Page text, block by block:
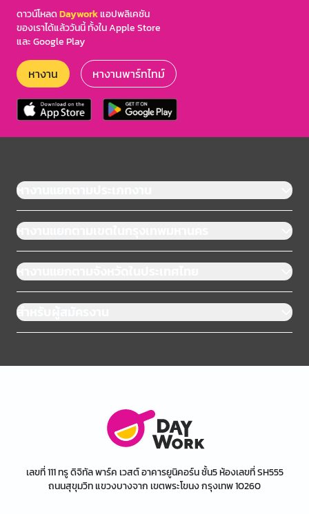
ดาวน์โหลดDayworkแอปพลิเคชัน
ของเราได้แล้ววันนี้ ทั้งใน Apple Store
และ Google Play
หางาน หางานพาร์ทไทม์
หางานแยกตามประเภทงาน
หางานแยกตามเขตในกรุงเทพมหานคร
หางานแยกตามจังหวัดในประเทศไทย
สำหรับผู้สมัครงาน
เลขที่ 111 ทรู ดิจิทัล พาร์ค เวสต์ อาคารยูนิคอร์น ชั้น5 ห้องเลขที่ SH555
ถนนสุขุมวิท แขวงบางจาก เขตพระโขนง กรุงเทพ 10260